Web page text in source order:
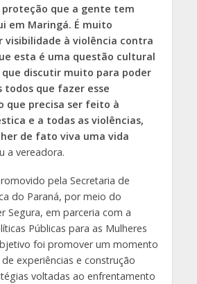
que a gente tem
em Maringá. É muito
à violência contra
esta é uma questão cultural
que discutir muito para poder
todos que fazer esse
que precisa ser feito à
e a todas as violências,
de fato viva uma vida
a vereadora.
pela Secretaria de
do Paraná, por meio do
Segura, em parceria com a
Públicas para as Mulheres
foi promover um momento
experiências e construção
voltadas ao enfrentamento